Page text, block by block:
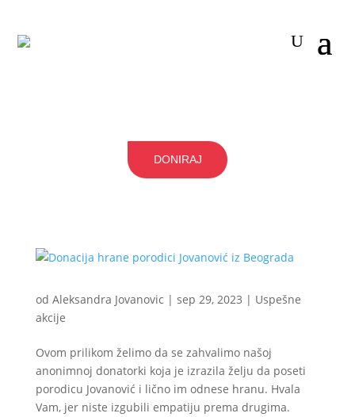
DONIRAJ
od Aleksandra Jovanovic | sep 29, 2023 | Uspešne
akcije
Ovom prilikom želimo da se zahvalimo našoj
anonimnoj donatorki koja je izrazila želju da poseti
porodicu Jovanović i lično im odnese hranu. Hvala
Vam, jer niste izgubili empatiju prema drugima.